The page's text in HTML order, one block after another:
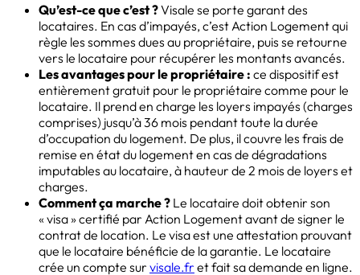
Qu’est-ce que c’est ?Visale se porte garant des
locataires. En cas d’impayés, c’est Action Logement qui
règle les sommes dues au propriétaire, puis se retourne
vers le locataire pour récupérer les montants avancés.
Les avantages pour le propriétaire : ce dispositif est
entièrement gratuit pour le propriétaire comme pour le
locataire. Il prend en charge les loyers impayés (charges
comprises) jusqu’à 36 mois pendant toute la durée
d’occupation du logement. De plus, il couvre les frais de
remise en état du logement en cas de dégradations
imputables au locataire, à hauteur de 2 mois de loyers et
charges.
Comment ça marche ? Le locataire doit obtenir son
« visa » certifié par Action Logement avant de signer le
contrat de location. Le visa est une attestation prouvant
que le locataire bénéficie de la garantie. Le locataire
crée un compte sur visale.fr et fait sa demande en ligne.